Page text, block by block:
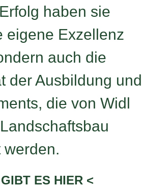
haben sie
eigene Exzellenz
auch die
der Ausbildung und
die von Widl
werden.
ES HIER <